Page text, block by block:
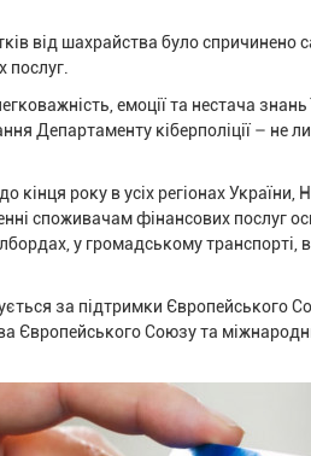
від шахрайства було
послуг.
емоції та нестача
Департаменту кіберполіції – не
кінця року в усіх регіонах
споживачам фінансових послуг
у громадському транспорті,
за підтримки Європейського
Європейського Союзу та